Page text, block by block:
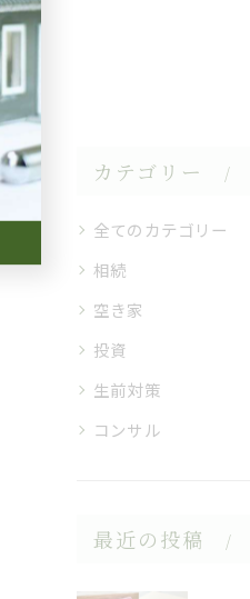
カテゴリー
全てのカテゴリー
相続
空き家
投資
生前対策
コンサル
最近の投稿